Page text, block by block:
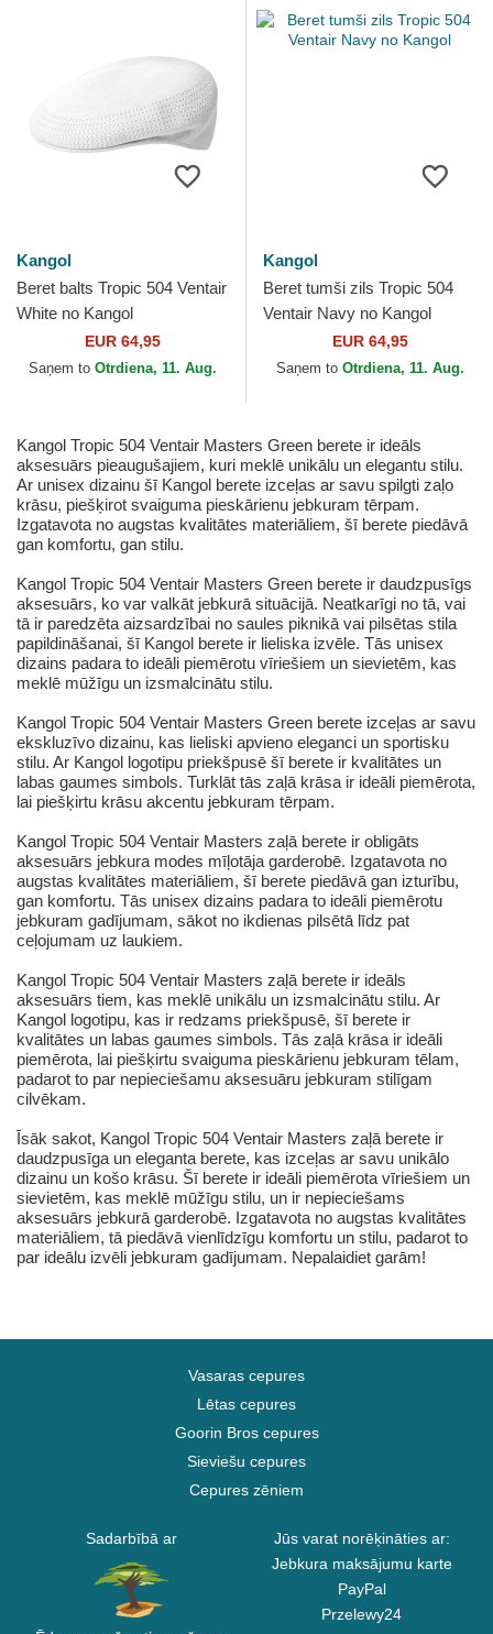
Kangol
Beret balts Tropic 504 Ventair
White no Kangol
EUR 64,95
Saņem to Otrdiena, 11. Aug.
Kangol
Beret tumši zils Tropic 504
Ventair Navy no Kangol
EUR 64,95
Saņem to Otrdiena, 11. Aug.
Kangol Tropic 504 Ventair Masters Green berete ir ideāls
aksesuārs pieaugušajiem, kuri meklē unikālu un elegantu stilu.
Ar unisex dizainu šī Kangol berete izceļas ar savu spilgti zaļo
krāsu, piešķirot svaiguma pieskārienu jebkuram tērpam.
Izgatavota no augstas kvalitātes materiāliem, šī berete piedāvā
gan komfortu, gan stilu.
Kangol Tropic 504 Ventair Masters Green berete ir daudzpusīgs
aksesuārs, ko var valkāt jebkurā situācijā. Neatkarīgi no tā, vai
tā ir paredzēta aizsardzībai no saules piknikā vai pilsētas stila
papildināšanai, šī Kangol berete ir lieliska izvēle. Tās unisex
dizains padara to ideāli piemērotu vīriešiem un sievietēm, kas
meklē mūžīgu un izsmalcinātu stilu.
Kangol Tropic 504 Ventair Masters Green berete izceļas ar savu
ekskluzīvo dizainu, kas lieliski apvieno eleganci un sportisku
stilu. Ar Kangol logotipu priekšpusē šī berete ir kvalitātes un
labas gaumes simbols. Turklāt tās zaļā krāsa ir ideāli piemērota,
lai piešķirtu krāsu akcentu jebkuram tērpam.
Kangol Tropic 504 Ventair Masters zaļā berete ir obligāts
aksesuārs jebkura modes mīļotāja garderobē. Izgatavota no
augstas kvalitātes materiāliem, šī berete piedāvā gan izturību,
gan komfortu. Tās unisex dizains padara to ideāli piemērotu
jebkuram gadījumam, sākot no ikdienas pilsētā līdz pat
ceļojumam uz laukiem.
Kangol Tropic 504 Ventair Masters zaļā berete ir ideāls
aksesuārs tiem, kas meklē unikālu un izsmalcinātu stilu. Ar
Kangol logotipu, kas ir redzams priekšpusē, šī berete ir
kvalitātes un labas gaumes simbols. Tās zaļā krāsa ir ideāli
piemērota, lai piešķirtu svaiguma pieskārienu jebkuram tēlam,
padarot to par nepieciešamu aksesuāru jebkuram stilīgam
cilvēkam.
Īsāk sakot, Kangol Tropic 504 Ventair Masters zaļā berete ir
daudzpusīga un eleganta berete, kas izceļas ar savu unikālo
dizainu un košo krāsu. Šī berete ir ideāli piemērota vīriešiem un
sievietēm, kas meklē mūžīgu stilu, un ir nepieciešams
aksesuārs jebkurā garderobē. Izgatavota no augstas kvalitātes
materiāliem, tā piedāvā vienlīdzīgu komfortu un stilu, padarot to
par ideālu izvēli jebkuram gadījumam. Nepalaidiet garām!
Vasaras cepures
Lētas cepures
Goorin Bros cepures
Sieviešu cepures
Cepures zēniem
Sadarbībā ar
Jūs varat norēķināties ar:
Jebkura maksājumu karte
PayPal
Przelewy24